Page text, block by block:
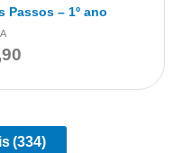
Passos – 1º ano
(334)